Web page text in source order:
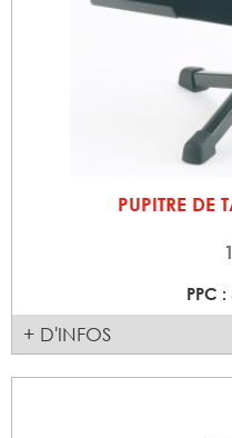
PUPITRE DE
PPC :
+ D'INFOS